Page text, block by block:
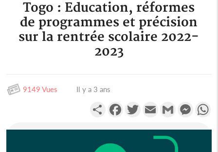
Togo : Education, réformes
de programmes et précision
sur la rentrée scolaire 2022-
2023
9149 Vues Il y a 3 ans
PartagerFacebookTwitterEmail Gmail